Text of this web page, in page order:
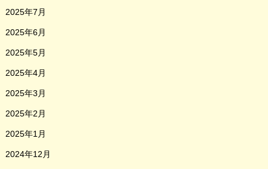
2025年7月
2025年6月
2025年5月
2025年4月
2025年3月
2025年2月
2025年1月
2024年12月